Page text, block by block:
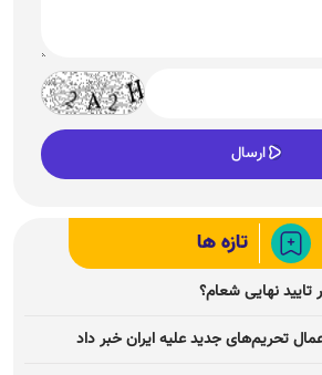
تازه ها
تایید نهایی شعام؟
تحریم‌های جدید علیه ایران خبر داد